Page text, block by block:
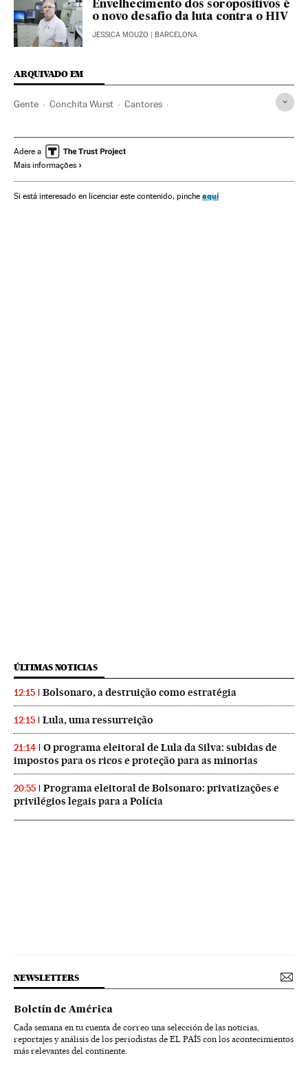
Envelhecimento dos soropositivos é
o novo desafio da luta contra o HIV
JESSICA MOUZO | BARCELONA
ARQUIVADO EM
Gente Conchita Wurst Cantores
Festivais música HIV AIDS
Música Medicina Eventos Saúde Sociedade
Adere a
Mais informações
Si está interesado en licenciar este contenido, pinche aquí
ÚLTIMAS NOTICIAS
12:15 Bolsonaro, a destruição como estratégia
12:15 Lula, uma ressurreição
21:14
O programa eleitoral de Lula da Silva: subidas de
impostos para os ricos e proteção para as minorias
20:55
Programa eleitoral de Bolsonaro: privatizações e
privilégios legais para a Polícia
NEWSLETTERS
Boletín de América
Cada semana en tu cuenta de correo una selección de las noticias,
reportajes y análisis de los periodistas de EL PAÍS con los acontecimientos
más relevantes del continente.